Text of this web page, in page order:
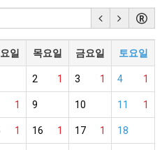
일 목요일 금요일 토요일
1
2 1
3 1
4
1 9 10 1
11
1 1
16 1
17 18